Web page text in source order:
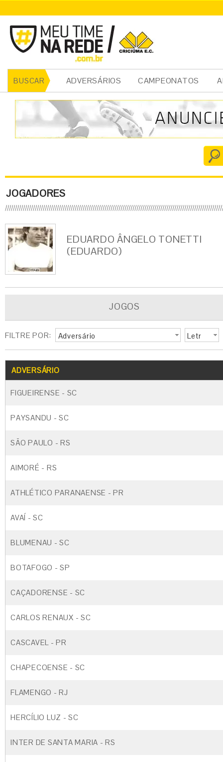
BUSCAR ADVERSÁRIOS CAMPEONATOS
JOGADORES
EDUARDO ÂNGELO TONETTI
(EDUARDO)
JOGOS
FILTRE POR: Adversário
Letr
ADVERSÁRIO
FIGUEIRENSE - SC
PAYSANDU - SC
SÃO PAULO - RS
AIMORÉ - RS
ATHLÉTICO PARANAENSE - PR
AVAÍ - SC
BLUMENAU - SC
BOTAFOGO - SP
CAÇADORENSE - SC
CARLOS RENAUX - SC
CASCAVEL - PR
CHAPECOENSE - SC
FLAMENGO - RJ
HERCÍLIO LUZ - SC
INTER DE SANTA MARIA - RS